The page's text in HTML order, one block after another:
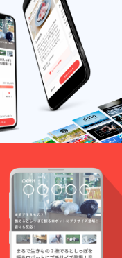
300px
（タテ×
ヨコ）
・サイ
ズにつ
いては
HP作成
上の都
合で多
少変化
する場
合がご
ざいま